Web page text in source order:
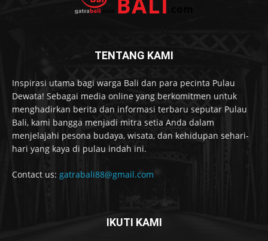
TENTANG KAMI
Inspirasi utama bagi warga Bali dan para pecinta Pulau
Dewata! Sebagai media online yang berkomitmen untuk
menghadirkan berita dan informasi terbaru seputar Pulau
Bali, kami bangga menjadi mitra setia Anda dalam
menjelajahi pesona budaya, wisata, dan kehidupan sehari-
hari yang kaya di pulau indah ini.
Contact us: gatrabali88@gmail.com
IKUTI KAMI